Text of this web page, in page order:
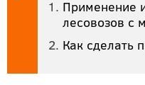
Применение
лесовозов с
Как сделать